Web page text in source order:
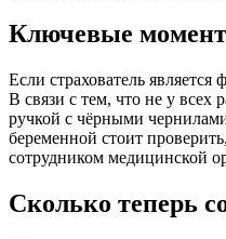
Ключевые
Если страхователь
В связи с тем, что не у всех
ручкой с чёрными
беременной стоит
сотрудником медицинской
Сколько теперь